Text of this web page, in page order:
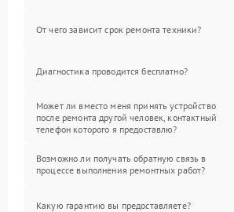
От чего зависит срок ремонта техники?
Диагностика проводится бесплатно?
Может ли вместо меня принять устройство
после ремонта другой человек, контактный
телефон которого я предоставлю?
Возможно ли получать обратную связь в
процессе выполнения ремонтных работ?
Какую гарантию вы предоставляете?